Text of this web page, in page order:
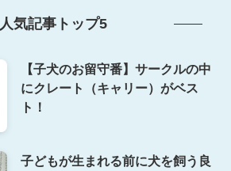
人気記事トップ5
【子犬のお留守番】サークルの中
にクレート（キャリー）がベス
ト！
子どもが生まれる前に犬を飼う良